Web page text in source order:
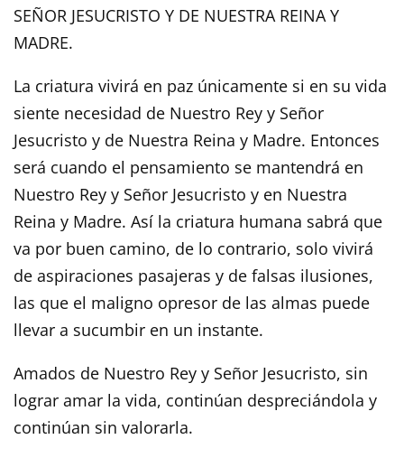
SEÑOR JESUCRISTO Y DE NUESTRA REINA Y
MADRE.
La criatura vivirá en paz únicamente si en su vida
siente necesidad de Nuestro Rey y Señor
Jesucristo y de Nuestra Reina y Madre. Entonces
será cuando el pensamiento se mantendrá en
Nuestro Rey y Señor Jesucristo y en Nuestra
Reina y Madre. Así la criatura humana sabrá que
va por buen camino, de lo contrario, solo vivirá
de aspiraciones pasajeras y de falsas ilusiones,
las que el maligno opresor de las almas puede
llevar a sucumbir en un instante.
Amados de Nuestro Rey y Señor Jesucristo, sin
lograr amar la vida, continúan despreciándola y
continúan sin valorarla.